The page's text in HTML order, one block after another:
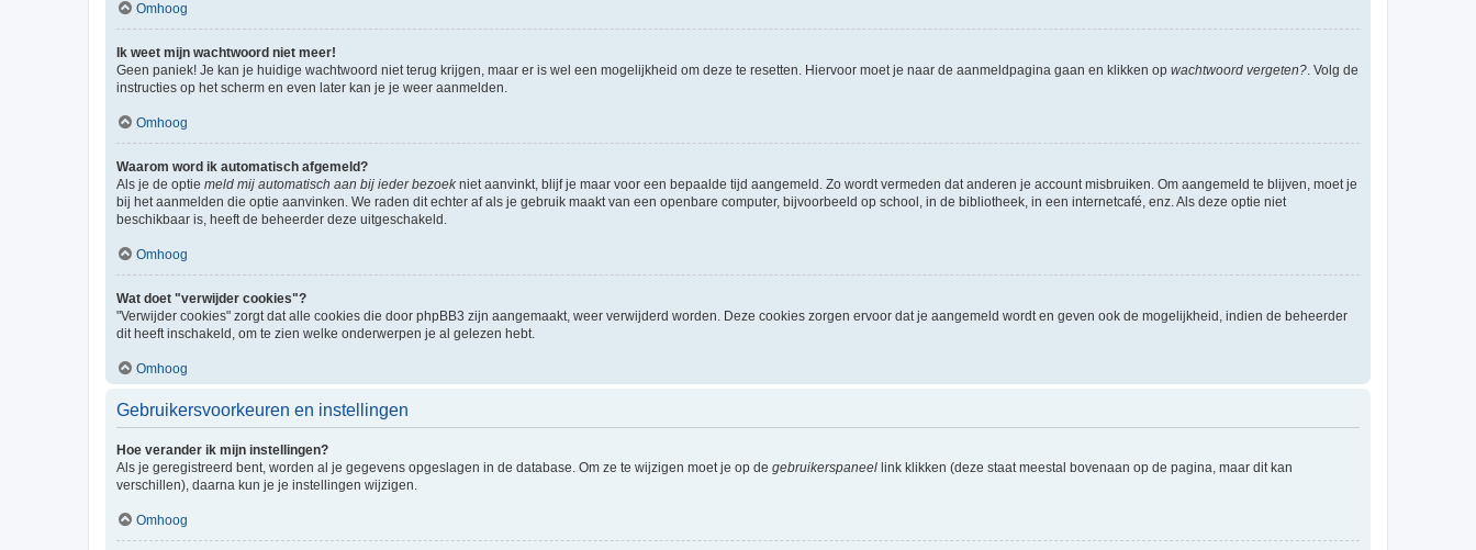
Omhoog
Ik weet mijn wachtwoord niet meer!
Geen paniek! Je kan je huidige wachtwoord niet terug krijgen, maar er is wel een mogelijkheid om deze te resetten. Hiervoor moet je naar de aanmeldpagina gaan en klikken op wachtwoord vergeten?. Volg de
instructies op het scherm en even later kan je je weer aanmelden.
Omhoog
Waarom word ik automatisch afgemeld?
Als je de optie meld mij automatisch aan bij ieder bezoekniet aanvinkt, blijf je maar voor een bepaalde tijd aangemeld. Zo wordt vermeden dat anderen je account misbruiken. Om aangemeld te blijven, moet je
bij het aanmelden die optie aanvinken. We raden dit echter af als je gebruik maakt van een openbare computer, bijvoorbeeld op school, in de bibliotheek, in een internetcafé, enz. Als deze optie niet
beschikbaar is, heeft de beheerder deze uitgeschakeld.
Omhoog
Wat doet "verwijder cookies"?
"Verwijder cookies" zorgt dat alle cookies die door phpBB3 zijn aangemaakt, weer verwijderd worden. Deze cookies zorgen ervoor dat je aangemeld wordt en geven ook de mogelijkheid, indien de beheerder
dit heeft inschakeld, om te zien welke onderwerpen je al gelezen hebt.
Omhoog
Gebruikersvoorkeuren en instellingen
Hoe verander ik mijn instellingen?
Als je geregistreerd bent, worden al je gegevens opgeslagen in de database. Om ze te wijzigen moet je op de gebruikerspaneel link klikken (deze staat meestal bovenaan op de pagina, maar dit kan
verschillen), daarna kun je je instellingen wijzigen.
Omhoog